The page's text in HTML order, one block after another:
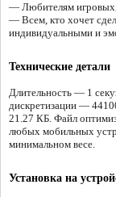
— Любителям игровых,
— Всем, кто хочет
индивидуальными и
Технические детали
Длительность — 1
дискретизации —
21.27 КБ. Файл
любых мобильных
минимальном весе.
Установка на